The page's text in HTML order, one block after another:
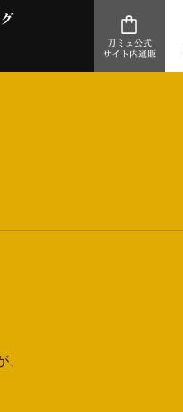
刀ミュ公式
サイト内通販